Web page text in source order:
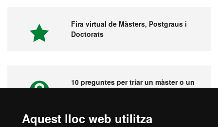
Aquest lloc web utilitza
Fira virtual de Màsters, Postgraus i
Doctorats
10 preguntes per triar un màster o un